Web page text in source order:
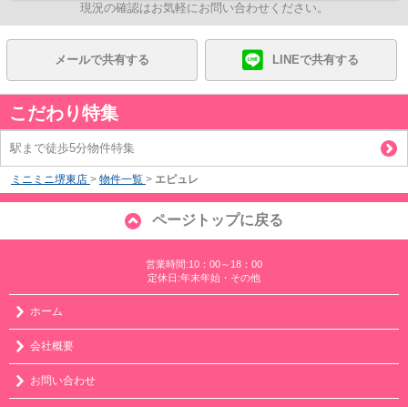
現況の確認はお気軽にお問い合わせください。
メールで共有する LINEで共有する
こだわり特集
駅まで徒歩5分物件特集
ミニミニ堺東店 > 物件一覧 > エピュレ
ページトップに戻る
営業時間:10：00～18：00
定休日:年末年始・その他
ホーム
会社概要
お問い合わせ